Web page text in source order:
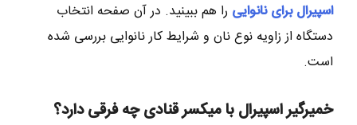
اسپیرال برای نانوایی را هم ببینید. در آن صفحه انتخاب
دستگاه از زاویه نوع نان و شرایط کار نانوایی بررسی شده
است.
خمیرگیر اسپیرال با میکسر قنادی چه فرقی دارد؟